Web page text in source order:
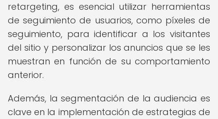
retargeting, es esencial utilizar herramientas
de seguimiento de usuarios, como píxeles de
seguimiento, para identificar a los visitantes
del sitio y personalizar los anuncios que se les
muestran en función de su comportamiento
anterior.
Además, la segmentación de la audiencia es
clave en la implementación de estrategias de